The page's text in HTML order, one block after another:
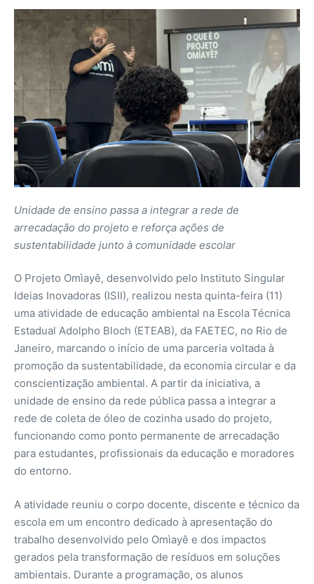
Unidade de ensino passa a integrar a rede de
arrecadação do projeto e reforça ações de
sustentabilidade junto à comunidade escolar
O Projeto Omìayê, desenvolvido pelo Instituto Singular
Ideias Inovadoras (ISII), realizou nesta quinta-feira (11)
uma atividade de educação ambiental na EscolaTécnica
Estadual Adolpho Bloch (ETEAB), da FAETEC, no Rio de
Janeiro, marcando o início de uma parceria voltada à
promoção da sustentabilidade, da economia circular e da
conscientização ambiental. A partir da iniciativa, a
unidade de ensino da rede pública passa a integrar a
rede de coleta de óleo de cozinha usado do projeto,
funcionando como ponto permanente de arrecadação
para estudantes, profissionais da educação e moradores
do entorno.
A atividade reuniu o corpo docente, discente e técnico da
escola em um encontro dedicado à apresentação do
trabalho desenvolvido pelo Omìayê e dos impactos
gerados pela transformação de resíduos em soluções
ambientais. Durante a programação, os alunos